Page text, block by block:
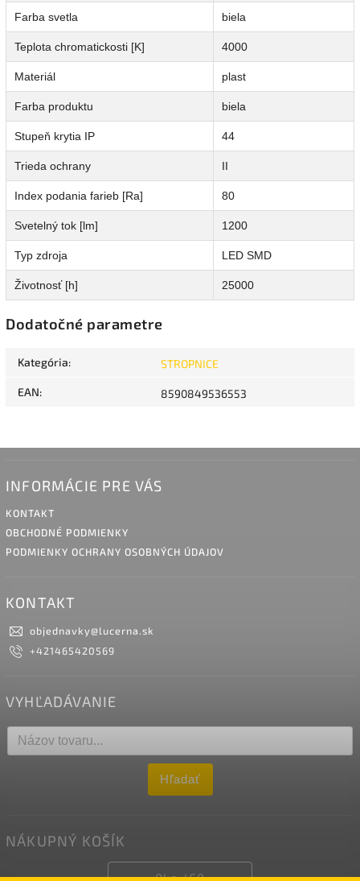
Farba svetla biela
Teplota chromatickosti [K] 4000
Materiál plast
Farba produktu biela
Stupeň krytia IP 44
Trieda ochrany II
Index podania farieb [Ra] 80
Svetelný tok [lm] 1200
Typ zdroja LED SMD
Životnosť [h] 25000
Dodatočné parametre
Kategória: STROPNICE
EAN: 8590849536553
INFORMÁCIE PRE VÁS
KONTAKT
OBCHODNÉ PODMIENKY
PODMIENKY OCHRANY OSOBNÝCH ÚDAJOV
KONTAKT
objednavky@lucerna.sk
+421465420569
VYHĽADÁVANIE
Hľadať
NÁKUPNÝ KOŠÍK
0ks /€0